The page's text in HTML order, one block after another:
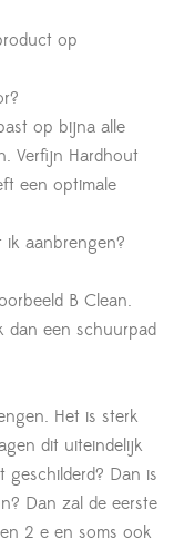
op
op bijna alle
Verfijn Hardhout
een optimale
ik aanbrengen?
B Clean.
een schuurpad
Het is sterk
dit uiteindelijk
Dan is
Dan zal de eerste
2 e en soms ook